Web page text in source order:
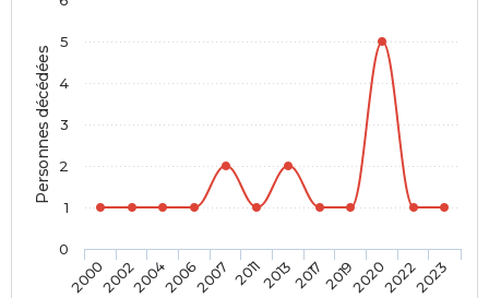
Personnes décédées
20002002200420062007 2011201320172019202020222023
0
1
2
3
4
5